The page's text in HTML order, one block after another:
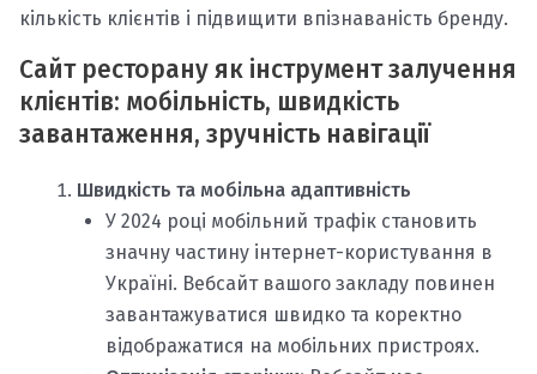
кількість клієнтів і підвищити впізнаваність бренду.
Сайт ресторану як інструмент залучення
клієнтів: мобільність, швидкість
завантаження, зручність навігації
Швидкість та мобільна адаптивність
У 2024 році мобільний трафік становить
значну частину інтернет-користування в
Україні. Вебсайт вашого закладу повинен
завантажуватися швидко та коректно
відображатися на мобільних пристроях.